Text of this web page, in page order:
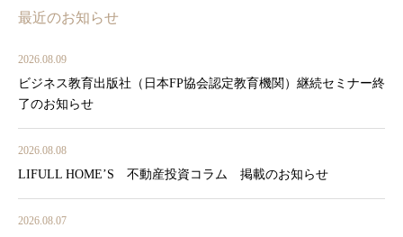
最近のお知らせ
2026.08.09
ビジネス教育出版社（日本FP協会認定教育機関）継続セミナー終
了のお知らせ
2026.08.08
LIFULL HOME’S 不動産投資コラム 掲載のお知らせ
2026.08.07